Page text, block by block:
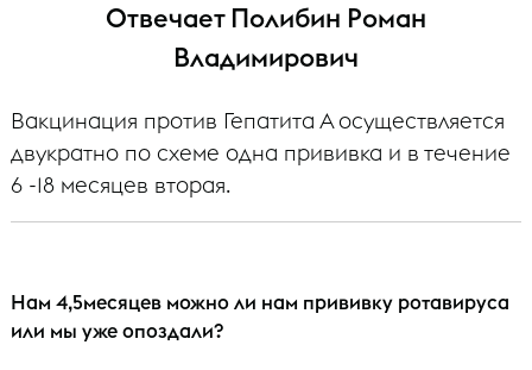
Отвечает Полибин Роман
Владимирович
Вакцинация против Гепатита А осуществляется
двукратно по схеме одна прививка и в течение
6 -18 месяцев вторая.
Нам 4,5месяцев можно ли нам прививку ротавируса
или мы уже опоздали?